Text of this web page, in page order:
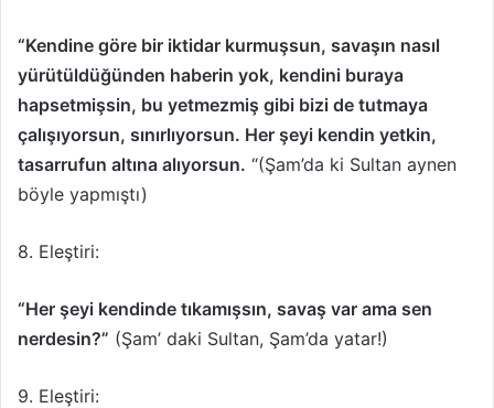
“Kendine göre bir iktidar kurmuşsun, savaşın nasıl
yürütüldüğünden haberin yok, kendini buraya
hapsetmişsin, bu yetmezmiş gibi bizi de tutmaya
çalışıyorsun, sınırlıyorsun. Her şeyi kendin yetkin,
tasarrufun altına alıyorsun. “(Şam’da ki Sultan aynen
böyle yapmıştı)
8. Eleştiri:
“Her şeyi kendinde tıkamışsın, savaş var ama sen
nerdesin?” (Şam’ daki Sultan, Şam’da yatar!)
9. Eleştiri: